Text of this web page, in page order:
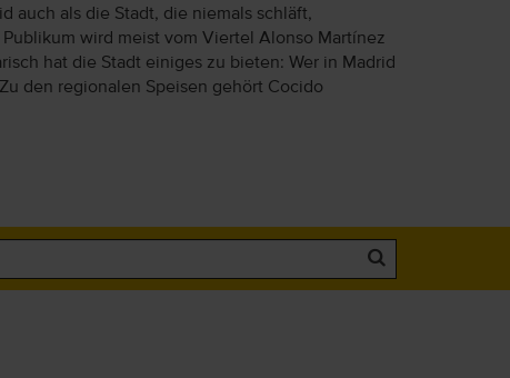
auch als die Stadt, die niemals schläft,
wird meist vom Viertel Alonso Martínez
hat die Stadt einiges zu bieten: Wer in Madrid
den regionalen Speisen gehört Cocido